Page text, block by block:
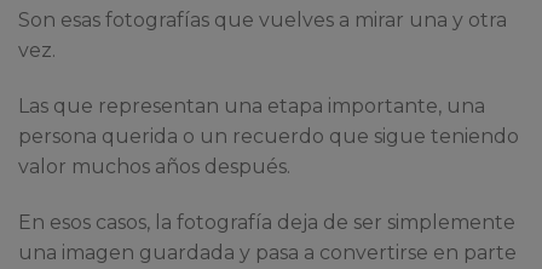
Son esas fotografías que vuelves a mirar una y otra
vez.
Las que representan una etapa importante, una
persona querida o un recuerdo que sigue teniendo
valor muchos años después.
En esos casos, la fotografía deja de ser simplemente
una imagen guardada y pasa a convertirse en parte